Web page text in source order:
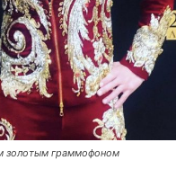
золотым граммофоном